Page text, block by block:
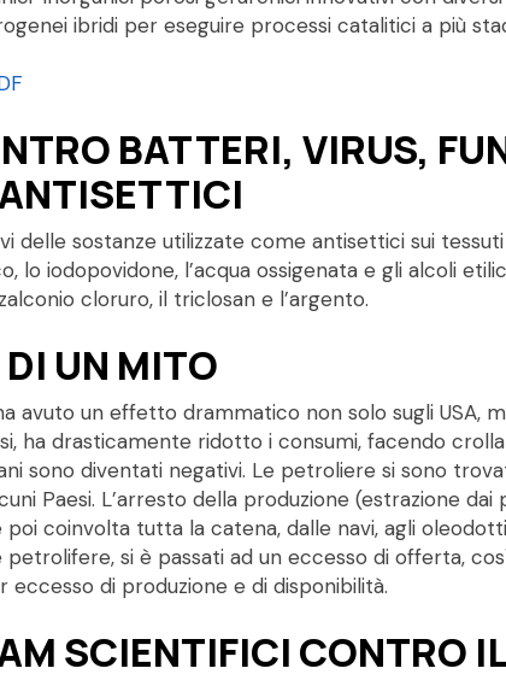
ibridi per eseguire processi catalitici a più
BATTERI, VIRUS,
sostanze utilizzate come antisettici sui
lo iodopovidone, l’acqua ossigenata e gli alcoli
cloruro, il triclosan e l’argento.
UN MITO
avuto un effetto drammatico non solo sugli
ha drasticamente ridotto i consumi, facendo
sono diventati negativi. Le petroliere si sono
Paesi. L’arresto della produzione (estrazione
coinvolta tutta la catena, dalle navi, agli
si è passati ad un eccesso di offerta,
di produzione e di disponibilità.
SCIENTIFICI CONTRO